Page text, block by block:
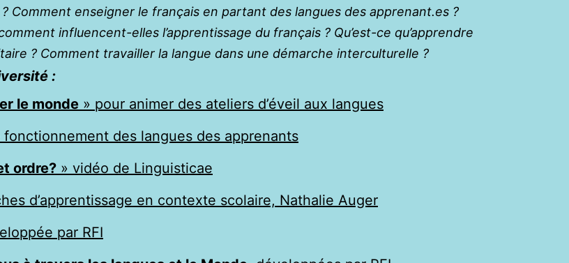
Comment enseigner le français en partant des langues des apprenant.es ?
influencent-elles l’apprentissage du français ? Qu’est-ce qu’apprendre
? Comment travailler la langue dans une démarche interculturelle ?
:
le monde » pour animer des ateliers d’éveil aux langues
des langues des apprenants
ordre? » vidéo de Linguisticae
d’apprentissage en contexte scolaire, Nathalie Auger
par RFI